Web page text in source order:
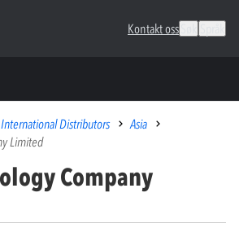
Kontakt oss
International Distributors
Asia
Limited
Company